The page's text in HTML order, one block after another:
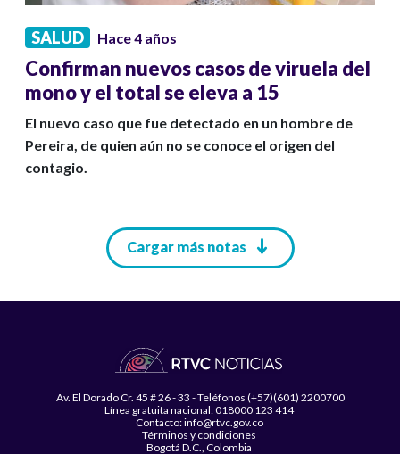
SALUD Hace 4 años
Confirman nuevos casos de viruela del
mono y el total se eleva a 15
El nuevo caso que fue detectado en un hombre de
Pereira, de quien aún no se conoce el origen del
contagio.
Cargar más notas
Av. El Dorado Cr. 45 # 26 - 33 - Teléfonos (+57)(601) 2200700
Línea gratuita nacional: 018000 123 414
Contacto: info@rtvc.gov.co
Términos y condiciones
Bogotá D.C., Colombia